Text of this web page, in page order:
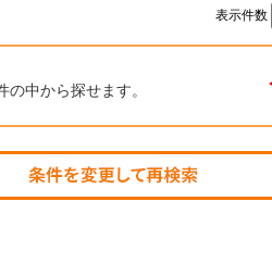
表示件数
の中から探せます。